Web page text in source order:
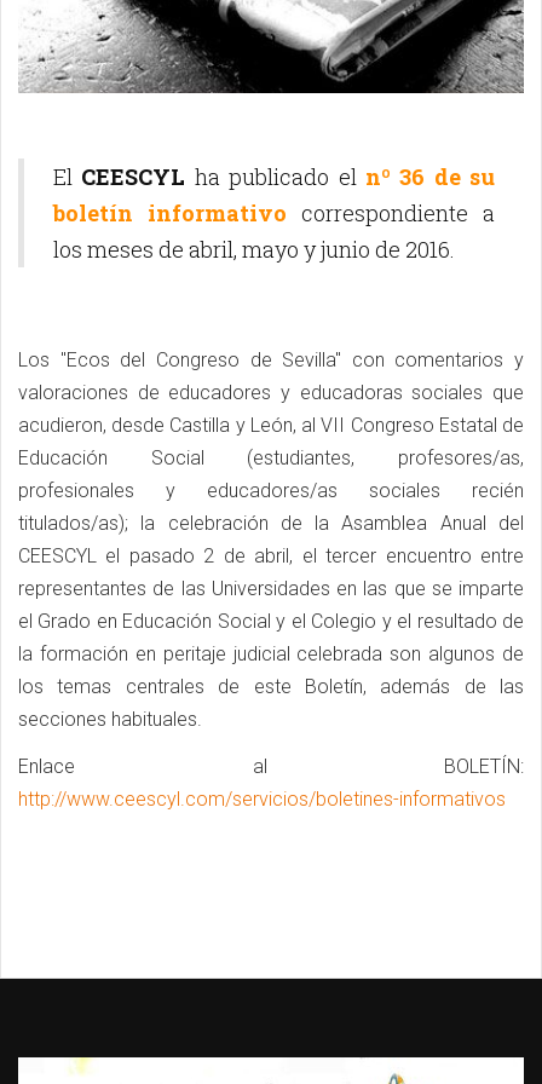
El CEESCYL ha publicado el nº 36 de su
boletín informativo correspondiente a
los meses de abril, mayo y junio de 2016.
Los "Ecos del Congreso de Sevilla" con comentarios y
valoraciones de educadores y educadoras sociales que
acudieron, desde Castilla y León, al VII Congreso Estatal de
Educación Social (estudiantes, profesores/as,
profesionales y educadores/as sociales recién
titulados/as); la celebración de la Asamblea Anual del
CEESCYL el pasado 2 de abril, el tercer encuentro entre
representantes de las Universidades en las que se imparte
el Grado en Educación Social y el Colegio y el resultado de
la formación en peritaje judicial celebrada son algunos de
los temas centrales de este Boletín, además de las
secciones habituales.
Enlace al BOLETÍN:
http://www.ceescyl.com/servicios/boletines-informativos